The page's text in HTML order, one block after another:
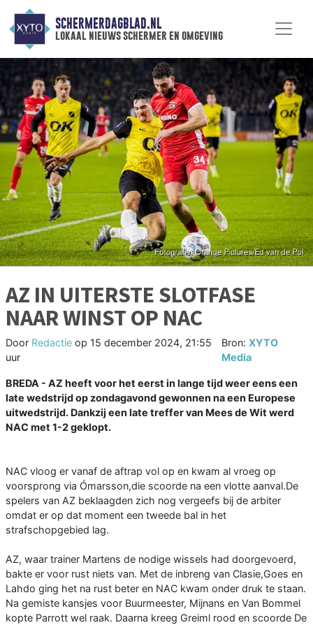
SCHERMERDAGBLAD.NL
lokaal nieuws schermer en omgeving
AZ IN UITERSTE SLOTFASE
NAAR WINST OP NAC
Door Redactie op 15 december 2024, 21:55
uur
Bron:XYTO
Media
BREDA - AZ heeft voor het eerst in lange tijd weer eens een
late wedstrijd op zondagavond gewonnen na een Europese
uitwedstrijd. Dankzij een late treffer van Mees de Wit werd
NAC met 1-2 geklopt.
NAC vloog er vanaf de aftrap vol op en kwam al vroeg op
voorsprong via Ómarsson,die scoorde na een vlotte aanval.De
spelers van AZ beklaagden zich nog vergeefs bij de arbiter
omdat er op dat moment een tweede bal in het
strafschopgebied lag.
AZ, waar trainer Martens de nodige wissels had doorgevoerd,
bakte er voor rust niets van. Met de inbreng van Clasie,Goes en
Lahdo ging het na rust beter en NAC kwam onder druk te staan.
Na gemiste kansjes voor Buurmeester, Mijnans en Van Bommel
kopte Parrott wel raak. Daarna kreeg Greiml rood en scoorde De